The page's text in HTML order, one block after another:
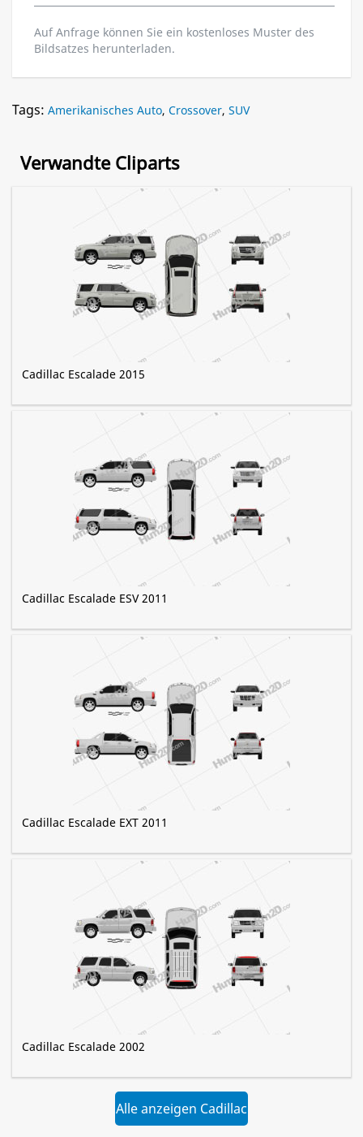
Auf Anfrage können Sie ein kostenloses Muster des
Bildsatzes herunterladen.
Tags: Amerikanisches Auto, Crossover, SUV
Verwandte Cliparts
Cadillac Escalade 2015
Cadillac Escalade ESV 2011
Cadillac Escalade EXT 2011
Cadillac Escalade 2002
Alle anzeigen Cadillac